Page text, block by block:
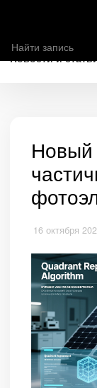
Новости и
Новый
16 октября